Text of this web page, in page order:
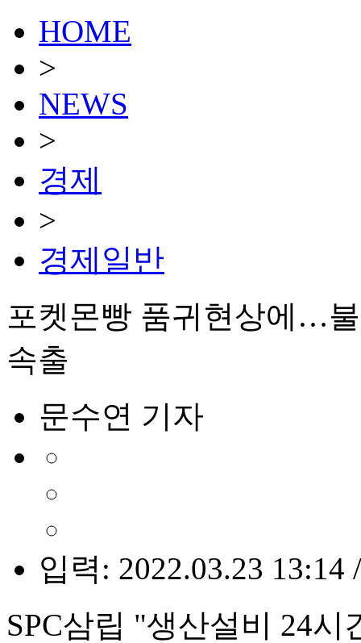
HOME
>
NEWS
>
경제
>
경제일반
포켓몬빵 품귀현상에…
속출
문수연 기자
입력: 2022.03.23 13:14
SPC삼립 "생산설비 24